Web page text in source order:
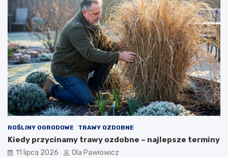
ROŚLINY OGRODOWE TRAWY OZDOBNE
Kiedy przycinamy trawy ozdobne – najlepsze terminy
11 lipca 2026 Ola Pawłowicz